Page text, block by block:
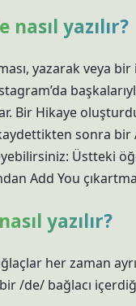
nasıl yazılır?
yazarak veya
Bir Hikaye
sonra bir
Üstteki
Add You
yazılır?
her zaman ayrı
/de/ bağlacı